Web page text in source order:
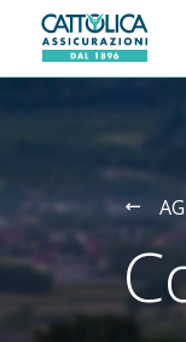
Generali logo